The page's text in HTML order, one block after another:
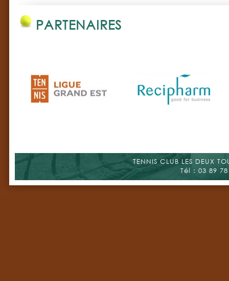
PARTENAIRES
TENNIS CLUB LES DEUX
Tél : 03 89